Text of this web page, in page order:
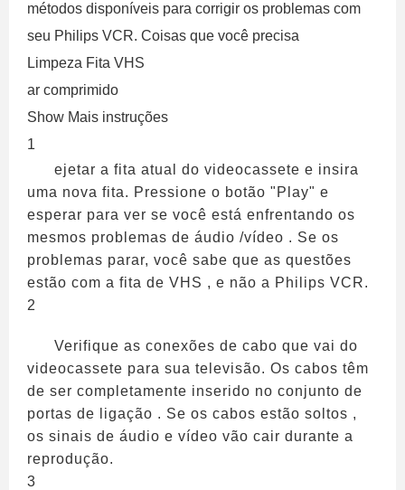
métodos disponíveis para corrigir os problemas com
seu Philips VCR. Coisas que você precisa
Limpeza Fita VHS
ar comprimido
Show Mais instruções
1
ejetar a fita atual do videocassete e insira
uma nova fita. Pressione o botão "Play" e
esperar para ver se você está enfrentando os
mesmos problemas de áudio /vídeo . Se os
problemas parar, você sabe que as questões
estão com a fita de VHS , e não a Philips VCR.
2
Verifique as conexões de cabo que vai do
videocassete para sua televisão. Os cabos têm
de ser completamente inserido no conjunto de
portas de ligação . Se os cabos estão soltos ,
os sinais de áudio e vídeo vão cair durante a
reprodução.
3